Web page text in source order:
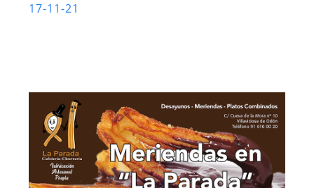
17-11-21